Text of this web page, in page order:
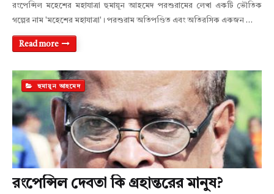
রংপেন্সিল মহেশের মহাযাত্রা হুমায়ূন আহমেদ পরশুরামের লেখা একটি ভৌতিক
গল্পের নাম 'মহেশের মহাযাত্রা'। পরশুরাম অতিপণ্ডিত এবং অতিরসিক একজন …
Read more
হুমায়ূন আহমেদ
রংপেন্সিল দেবতা কি গ্রহান্তরের মানুষ?